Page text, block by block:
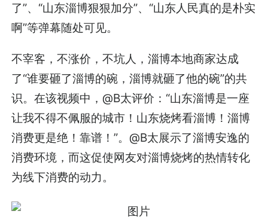
了”、“山东淄博狠狠加分”、“山东人民真的是朴实
啊”等弹幕随处可见。
不宰客，不涨价，不坑人，淄博本地商家达成
了“谁要砸了淄博的碗，淄博就砸了他的碗”的共
识。在该视频中，@B太评价：“山东淄博是一座
让我不得不佩服的城市！山东烧烤看淄博！淄博
消费更是绝！靠谱！”。@B太展示了淄博安逸的
消费环境，而这促使网友对淄博烧烤的热情转化
为线下消费的动力。